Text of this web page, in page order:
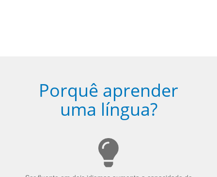
Porquê aprender
uma língua?